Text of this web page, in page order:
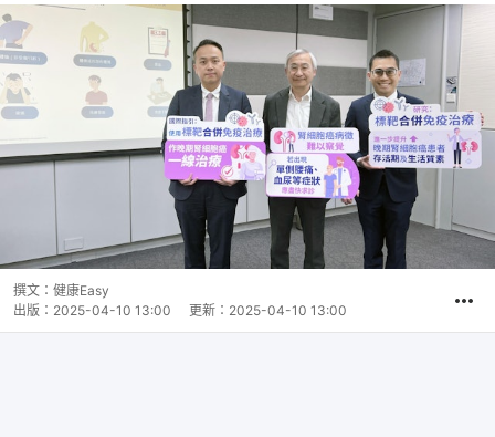
撰文： 健康Easy
出版： 2025-04-10 13:00 更新： 2025-04-10 13:00